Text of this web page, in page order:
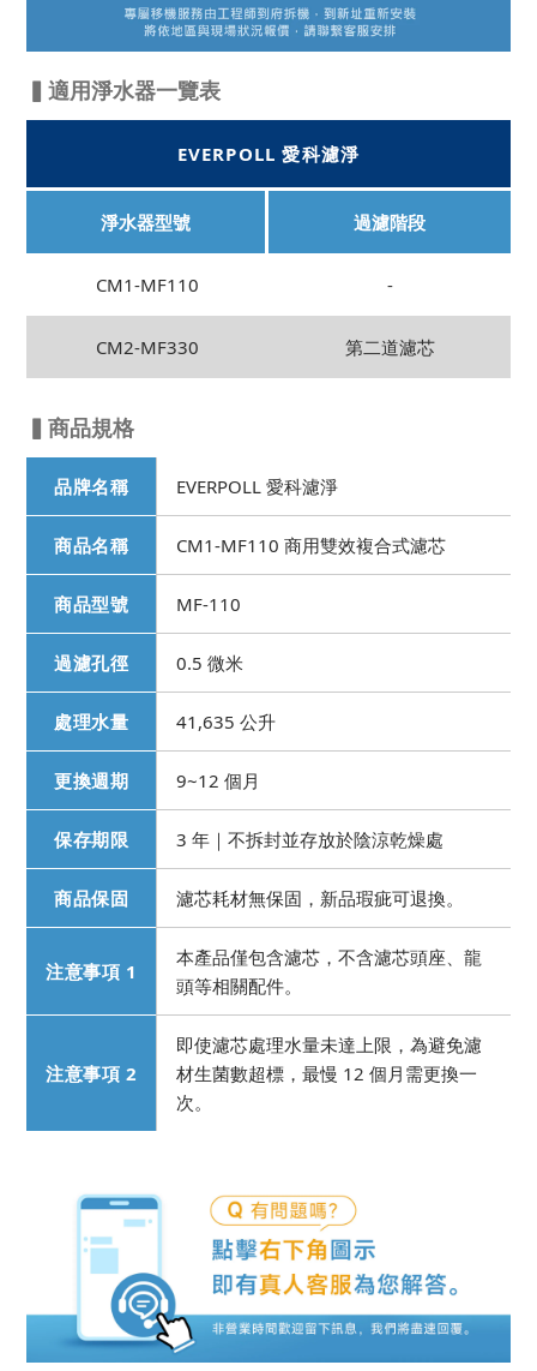
▍適用淨水器一覽表
EVERPOLL 愛科濾淨
淨水器型號 過濾階段
CM1-MF110 -
CM2-MF330 第二道濾芯
▍商品規格
品牌名稱 EVERPOLL 愛科濾淨
商品名稱 CM1-MF110 商用雙效複合式濾芯
商品型號 MF-110
過濾孔徑 0.5 微米
處理水量 41,635 公升
更換週期 9~12 個月
保存期限 3 年｜不拆封並存放於陰涼乾燥處
商品保固 濾芯耗材無保固，新品瑕疵可退換。
注意事項 1
本產品僅包含濾芯，不含濾芯頭座、龍
頭等相關配件。
注意事項 2
即使濾芯處理水量未達上限，為避免濾
材生菌數超標，最慢 12 個月需更換一
次。